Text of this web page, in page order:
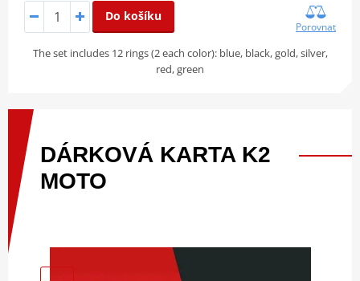
Do košíku
Porovnat
The set includes 12 rings (2 each color): blue, black, gold, silver,
red, green
DÁRKOVÁ KARTA K2
MOTO